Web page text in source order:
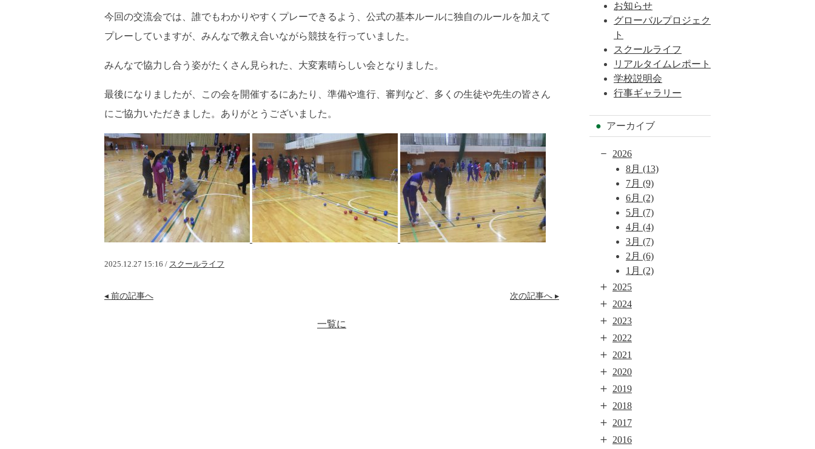
今回の交流会では、誰でもわかりやすくプレーできるよう、公式の基本ルールに独自のルールを加えて
プレーしていますが、みんなで教え合いながら競技を行っていました。
みんなで協力し合う姿がたくさん見られた、大変素晴らしい会となりました。
最後になりましたが、この会を開催するにあたり、準備や進行、審判など、多くの生徒や先生の皆さん
にご協力いただきました。ありがとうございました。
2025.12.27 15:16 / スクールライフ
稿
◂ 前の記事へ 次の記事へ ▸
一覧に
お知らせ
グローバルプロジェク
ト
スクールライフ
リアルタイムレポート
学校説明会
行事ギャラリー
アーカイブ
－
2026
8月 (13)
7月 (9)
6月 (2)
5月 (7)
4月 (4)
3月 (7)
2月 (6)
1月 (2)
＋ 2025
＋ 2024
＋ 2023
＋ 2022
＋ 2021
＋ 2020
＋ 2019
＋ 2018
＋ 2017
＋ 2016